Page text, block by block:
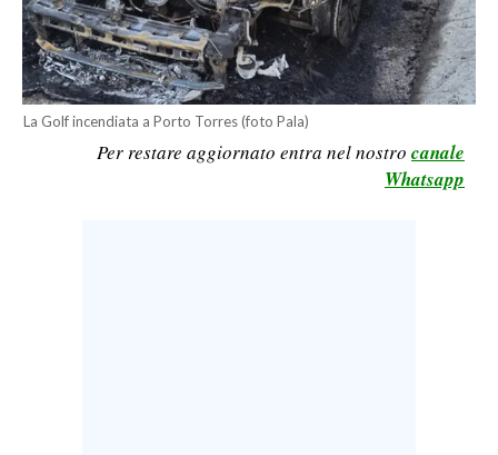
SPORT
RISULTATI E CLASSIFICHE
CALCIO
CALCIO REGIONALE
La Golf incendiata a Porto Torres (foto Pala)
Per restare aggiornato entra nel nostro canale
Whatsapp